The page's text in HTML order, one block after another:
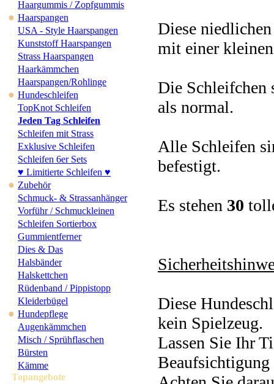
Haargummis / Zopfgummis
● Haarspangen
USA - Style Haarspangen
Kunststoff Haarspangen
Strass Haarspangen
Haarkämmchen
Haarspangen/Rohlinge
● Hundeschleifen
TopKnot Schleifen
Jeden Tag Schleifen
Schleifen mit Strass
Exklusive Schleifen
Schleifen 6er Sets
♥ Limitierte Schleifen ♥
● Zubehör
Schmuck- & Strassanhänger
Vorführ / Schmuckleinen
Schleifen Sortierbox
Gummientferner
Dies & Das
Halsbänder
Halskettchen
Rüdenband / Pippistopp
Kleiderbügel
● Hundepflege
Augenkämmchen
Misch / Sprühflaschen
Bürsten
Kämme
Topangebote
Diese
mit einer
Die Schleifchen
als normal.
Alle Schleifen
befestigt.
Es stehen 30
Diese
kein Spielzeug.
Lassen Sie Ihr
Beaufsichtigung